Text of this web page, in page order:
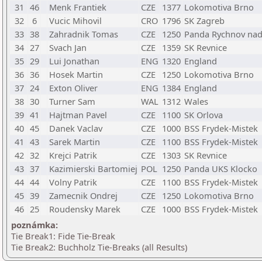
31 46 Menk Frantiek CZE 1377 Lokomotiva Brno
32
6 Vucic Mihovil CRO 1796 SK Zagreb
33 38 Zahradnik Tomas CZE 1250 Panda Rychnov
34 27 Svach Jan CZE 1359 SK Revnice
35 29 Lui Jonathan ENG 1320 England
36 36 Hosek Martin CZE 1250 Lokomotiva Brno
37 24 Exton Oliver ENG 1384 England
38 30 Turner Sam WAL 1312 Wales
39 41 Hajtman Pavel CZE 1100 SK Orlova
40 45 Danek Vaclav CZE 1000 BSS Frydek-Mistek
41 43 Sarek Martin CZE 1100 BSS Frydek-Mistek
42 32 Krejci Patrik CZE 1303 SK Revnice
43 37 Kazimierski Bartomiej POL 1250 Panda UKS Klocko
44 44 Volny Patrik CZE 1100 BSS Frydek-Mistek
45 39 Zamecnik Ondrej CZE 1250 Lokomotiva Brno
46 25 Roudensky Marek CZE 1000 BSS Frydek-Mistek
poznámka:
Tie Break1: Fide Tie-Break
Tie Break2: Buchholz Tie-Breaks (all Results)